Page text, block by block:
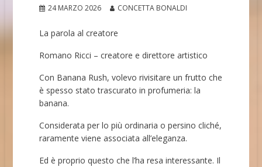
24 MARZO 2026 CONCETTA BONALDI
La parola al creatore
Romano Ricci – creatore e direttore artistico
Con Banana Rush, volevo rivisitare un frutto che
è spesso stato trascurato in profumeria: la
banana.
Considerata per lo più ordinaria o persino cliché,
raramente viene associata all’eleganza.
Ed è proprio questo che l’ha resa interessante. Il